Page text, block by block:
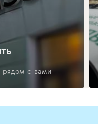
рядом с вами